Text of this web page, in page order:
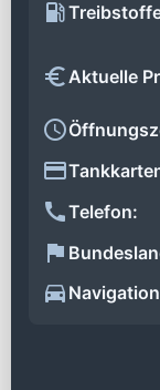
Aktuelle
Telefon: